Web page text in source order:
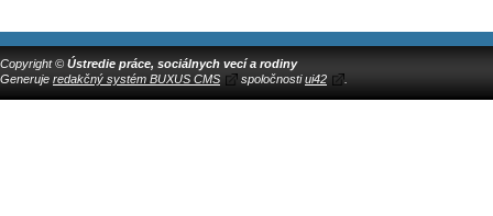
Copyright © Ústredie práce, sociálnych vecí a rodiny
Generuje redakčný systém BUXUS CMS spoločnostiui42